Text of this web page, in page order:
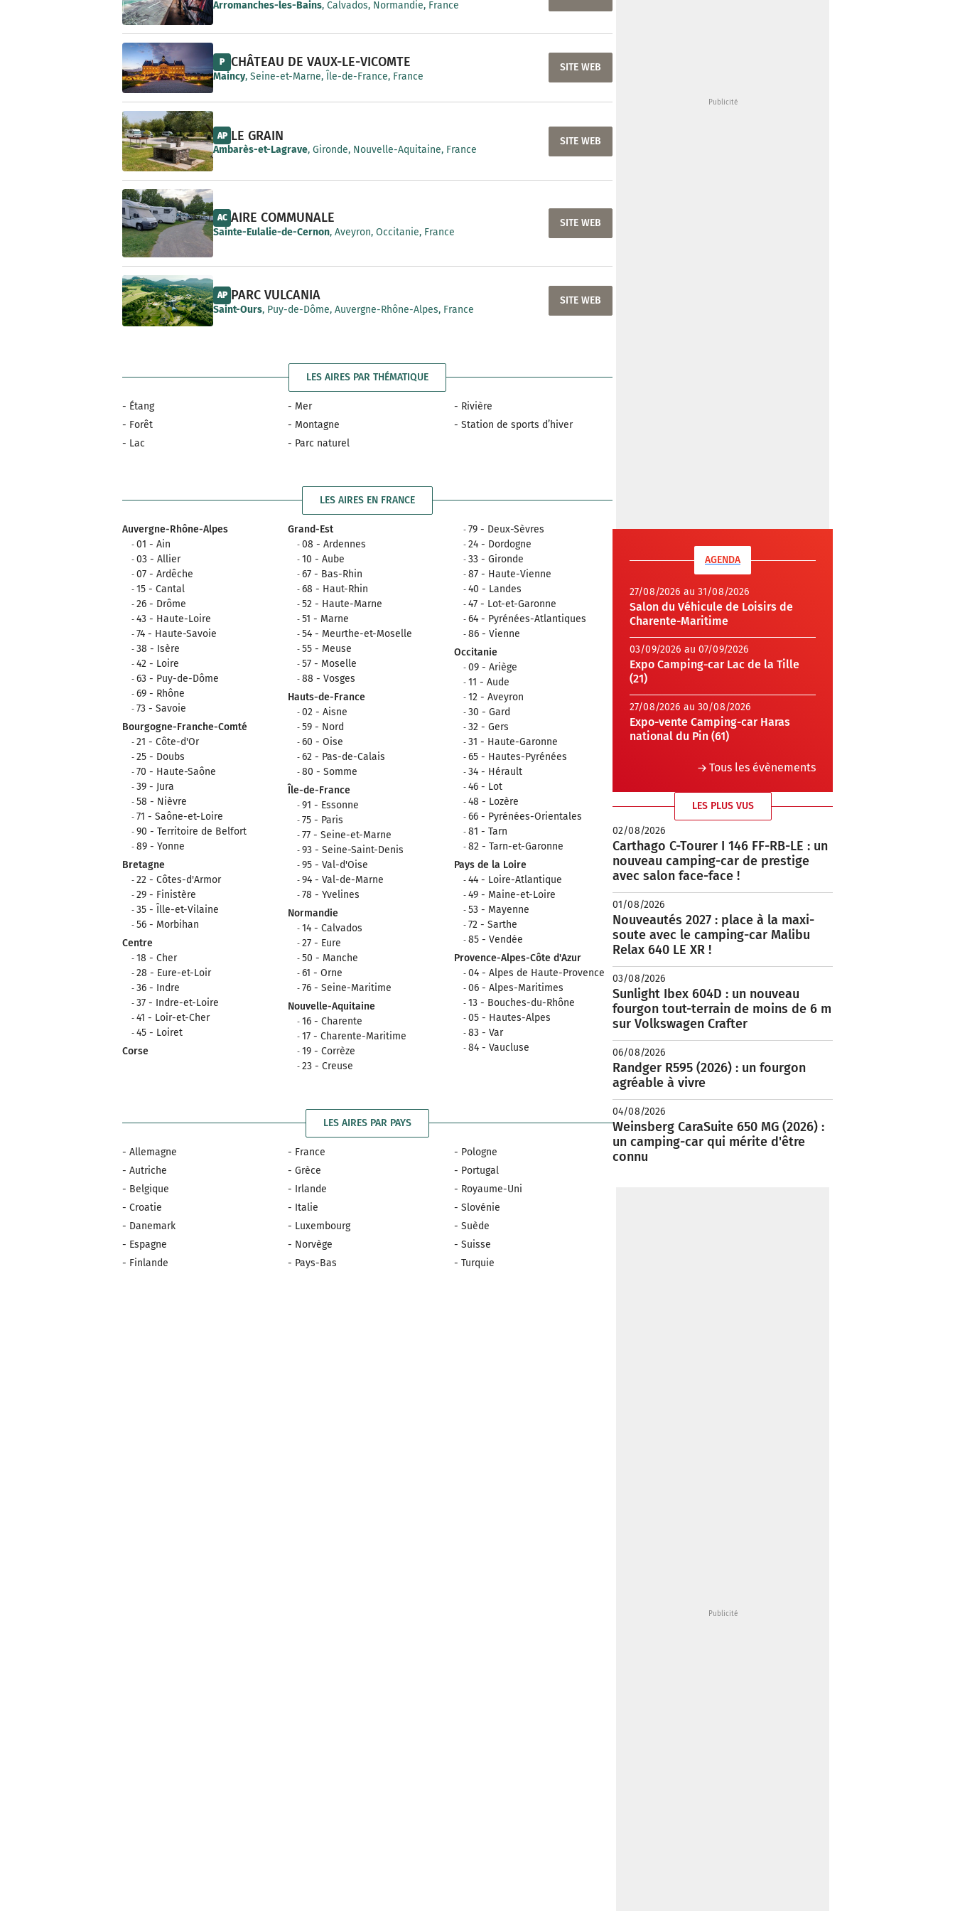
e
Arromanches-les-Bains, Calvados, Normandie, France
P CHÂTEAU DE VAUX-LE-VICOMTE
Maincy, Seine-et-Marne, Île-de-France, France
SITE WEB
AP LE GRAIN
Ambarès-et-Lagrave, Gironde, Nouvelle-Aquitaine, France
SITE WEB
AC AIRE COMMUNALE
Sainte-Eulalie-de-Cernon, Aveyron, Occitanie, France
SITE WEB
AP PARC VULCANIA
Saint-Ours, Puy-de-Dôme, Auvergne-Rhône-Alpes, France
SITE WEB
LES AIRES PAR THÉMATIQUE
- Étang
- Forêt
- Lac
- Mer
- Montagne
- Parc naturel
- Rivière
- Station de sports d’hiver
LES AIRES EN FRANCE
Auvergne-Rhône-Alpes
01 - Ain
03 - Allier
07 - Ardêche
15 - Cantal
26 - Drôme
43 - Haute-Loire
74 - Haute-Savoie
38 - Isère
42 - Loire
63 - Puy-de-Dôme
69 - Rhône
73 - Savoie
Bourgogne-Franche-Comté
21 - Côte-d'Or
25 - Doubs
70 - Haute-Saône
39 - Jura
58 - Nièvre
71 - Saône-et-Loire
90 - Territoire de Belfort
89 - Yonne
Bretagne
22 - Côtes-d'Armor
29 - Finistère
35 - Îlle-et-Vilaine
56 - Morbihan
Centre
18 - Cher
28 - Eure-et-Loir
36 - Indre
37 - Indre-et-Loire
41 - Loir-et-Cher
45 - Loiret
Corse
Grand-Est
08 - Ardennes
10 - Aube
67 - Bas-Rhin
68 - Haut-Rhin
52 - Haute-Marne
51 - Marne
54 - Meurthe-et-Moselle
55 - Meuse
57 - Moselle
88 - Vosges
Hauts-de-France
02 - Aisne
59 - Nord
60 - Oise
62 - Pas-de-Calais
80 - Somme
Île-de-France
91 - Essonne
75 - Paris
77 - Seine-et-Marne
93 - Seine-Saint-Denis
95 - Val-d'Oise
94 - Val-de-Marne
78 - Yvelines
Normandie
14 - Calvados
27 - Eure
50 - Manche
61 - Orne
76 - Seine-Maritime
Nouvelle-Aquitaine
16 - Charente
17 - Charente-Maritime
19 - Corrèze
23 - Creuse
79 - Deux-Sèvres
24 - Dordogne
33 - Gironde
87 - Haute-Vienne
40 - Landes
47 - Lot-et-Garonne
64 - Pyrénées-Atlantiques
86 - Vienne
Occitanie
09 - Ariège
11 - Aude
12 - Aveyron
30 - Gard
32 - Gers
31 - Haute-Garonne
65 - Hautes-Pyrénées
34 - Hérault
46 - Lot
48 - Lozère
66 - Pyrénées-Orientales
81 - Tarn
82 - Tarn-et-Garonne
Pays de la Loire
44 - Loire-Atlantique
49 - Maine-et-Loire
53 - Mayenne
72 - Sarthe
85 - Vendée
Provence-Alpes-Côte d'Azur
04 - Alpes de Haute-Provence
06 - Alpes-Maritimes
13 - Bouches-du-Rhône
05 - Hautes-Alpes
83 - Var
84 - Vaucluse
LES AIRES PAR PAYS
- Allemagne
- Autriche
- Belgique
- Croatie
- Danemark
- Espagne
- Finlande
- France
- Grèce
- Irlande
- Italie
- Luxembourg
- Norvège
- Pays-Bas
- Pologne
- Portugal
- Royaume-Uni
- Slovénie
- Suède
- Suisse
- Turquie
AGENDA
27/08/2026 au 31/08/2026
Salon du Véhicule de Loisirs de
Charente-Maritime
03/09/2026 au 07/09/2026
Expo Camping-car Lac de la Tille
(21)
27/08/2026 au 30/08/2026
Expo-vente Camping-car Haras
national du Pin (61)
Tous les évènements
LES PLUS VUS
02/08/2026
Carthago C-Tourer I 146 FF-RB-LE : un
nouveau camping-car de prestige
avec salon face-face !
01/08/2026
Nouveautés 2027 : place à la maxi-
soute avec le camping-car Malibu
Relax 640 LE XR !
03/08/2026
Sunlight Ibex 604D : un nouveau
fourgon tout-terrain de moins de 6 m
sur Volkswagen Crafter
06/08/2026
Randger R595 (2026) : un fourgon
agréable à vivre
04/08/2026
Weinsberg CaraSuite 650 MG (2026) :
un camping-car qui mérite d'être
connu